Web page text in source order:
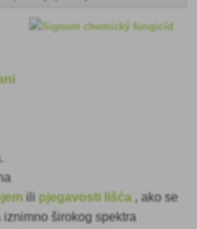
ilipjegavosti lišća , ako se
iznimno širokog spektra